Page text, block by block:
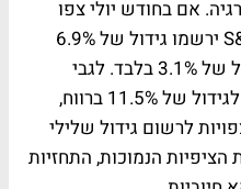
אם בחודש יולי צפו
האנליסטים כי חברות ה-S&P500 ירשמו גידול של 6.9%
ברווחים, כעת הציפיות הן לגידול של 3.1% בלבד. לגבי
חברות הטכנולוגיה, הציפיות הן לגידול של 11.5% ברווח,
לרשום גידול שלילי
הציפיות הנמוכות, התחזיות